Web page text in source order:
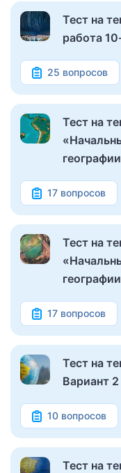
Тест на
работа
25 вопросов
Тест на
17 вопросов
Тест на
17 вопросов
Тест на
Вариант 2
10 вопросов
Тест на